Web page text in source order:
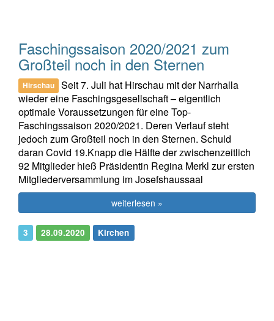
Faschingssaison 2020/2021 zum
Großteil noch in den Sternen
Hirschau
Seit 7. Juli hat Hirschau mit der Narrhalla
wieder eine Faschingsgesellschaft – eigentlich
optimale Voraussetzungen für eine Top-
Faschingssaison 2020/2021. Deren Verlauf steht
jedoch zum Großteil noch in den Sternen. Schuld
daran Covid 19.Knapp die Hälfte der zwischenzeitlich
92 Mitglieder hieß Präsidentin Regina Merkl zur ersten
Mitgliederversammlung im Josefshaussaal
weiterlesen »
3 28.09.2020 Kirchen